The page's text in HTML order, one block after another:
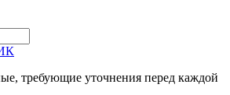
требующие уточнения перед каждой